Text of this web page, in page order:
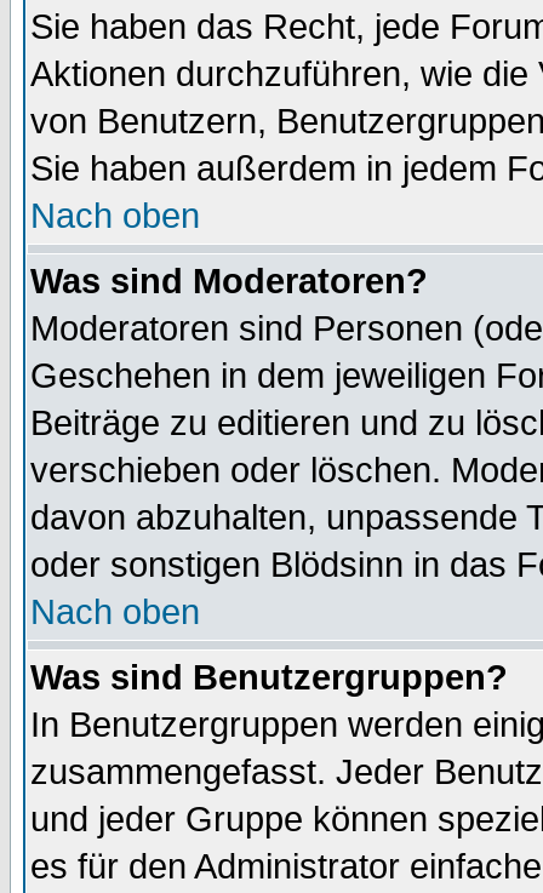
Sie haben das Recht, jede
Aktionen durchzuführen, wie
von Benutzern,
Sie haben außerdem in jedem
Nach oben
Was sind Moderatoren?
Moderatoren sind Personen
Geschehen in dem jeweiligen
Beiträge zu editieren und zu
verschieben oder löschen.
davon abzuhalten, unpassende
oder sonstigen Blödsinn in das
Nach oben
Was sind Benutzergruppen?
In Benutzergruppen werden
zusammengefasst. Jeder
und jeder Gruppe können
es für den Administrator